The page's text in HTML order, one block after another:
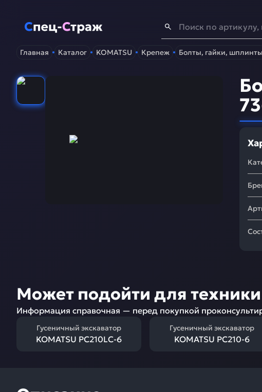
Спец-Страж - Запчасти для спецтехники
Главная Каталог KOMATSU Крепеж Болты, гайки, шплинты
Может подойти для техники
Информация справочная — перед покупкой
Гусеничный экскаватор
KOMATSU PC210LC-6
Гусеничный экскаватор
KOMATSU PC210-6